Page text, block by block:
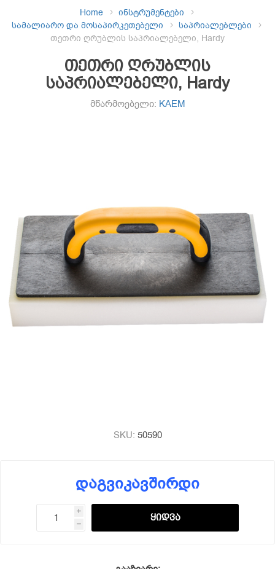
Home
ინსტრუმენტები
სამალიარო და მოსაპირკეთებელი
საპრიალებლები
თეთრი ღრუბლის საპრიალებელი, Hardy
თეთრი ღრუბლის
საპრიალებელი, Hardy
მწარმოებელი: KAEM
SKU: 50590
დაგვიკავშირდი
i
h